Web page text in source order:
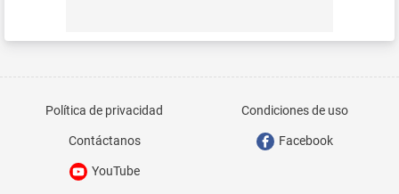
Política de privacidad Condiciones de uso
Contáctanos Facebook
YouTube